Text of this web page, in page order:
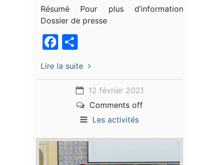
Résumé Pour plus d’informations
Dossier de presse
Facebook
Lire la suite
12 février 2021
Comments off
Les activités